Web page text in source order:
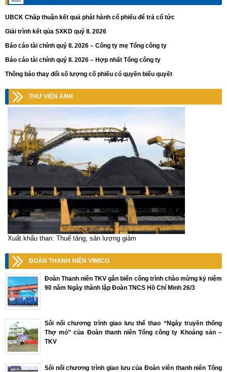
UBCK Chấp thuận kết quả phát hành cổ phiếu để trả cổ tức
Giải trình kết qủa SXKD quý II. 2026
Báo cáo tài chính quý II. 2026 – Công ty mẹ Tổng công ty
Báo cáo tài chính quý II. 2026 – Hợp nhất Tổng công ty
Thông báo thay đổi số lượng cổ phiếu có quyền biểu quyết
THƯ VIỆN ẢNH
Xuất khẩu than: Thuế tăng, sản lượng giảm
ĐOÀN THANH NIÊN VIMICO
Đoàn Thanh niên TKV gắn biển công trình chào mừng kỷ niệm
90 năm Ngày thành lập Đoàn TNCS Hồ Chí Minh 26/3
Sôi nổi chương trình giao lưu thể thao “Ngày truyền thống
Thợ mỏ” của Đoàn thanh niên Tổng công ty Khoáng sản –
TKV
Sôi nổi chương trình giao lưu của Đoàn viên thanh niên Tổng